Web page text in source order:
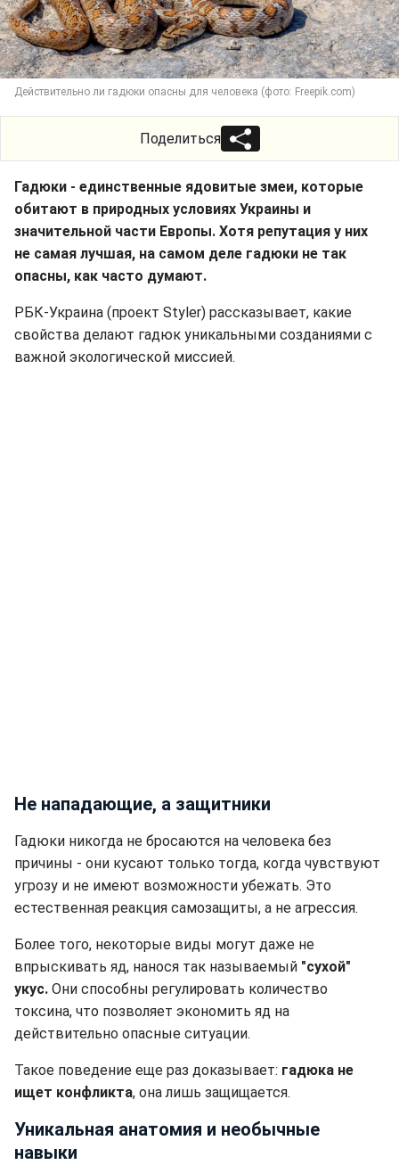
Действительно ли гадюки опасны для человека (фото: Freepik.com)
Поделиться
Гадюки - единственные ядовитые змеи, которые
обитают в природных условиях Украины и
значительной части Европы. Хотя репутация у них
не самая лучшая, на самом деле гадюки не так
опасны, как часто думают.
РБК-Украина (проект Styler) рассказывает, какие
свойства делают гадюк уникальными созданиями с
важной экологической миссией.
Не нападающие, а защитники
Гадюки никогда не бросаются на человека без
причины - они кусают только тогда, когда чувствуют
угрозу и не имеют возможности убежать. Это
естественная реакция самозащиты, а не агрессия.
Более того, некоторые виды могут даже не
впрыскивать яд, нанося так называемый "сухой"
укус. Они способны регулировать количество
токсина, что позволяет экономить яд на
действительно опасные ситуации.
Такое поведение еще раз доказывает: гадюка не
ищет конфликта, она лишь защищается.
Уникальная анатомия и необычные
навыки